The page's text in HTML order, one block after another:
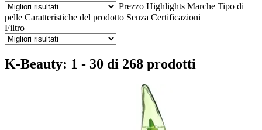
Prezzo Highlights Marche Tipo di
pelle Caratteristiche del prodotto Senza Certificazioni
Filtro
K-Beauty: 1 - 30 di 268 prodotti